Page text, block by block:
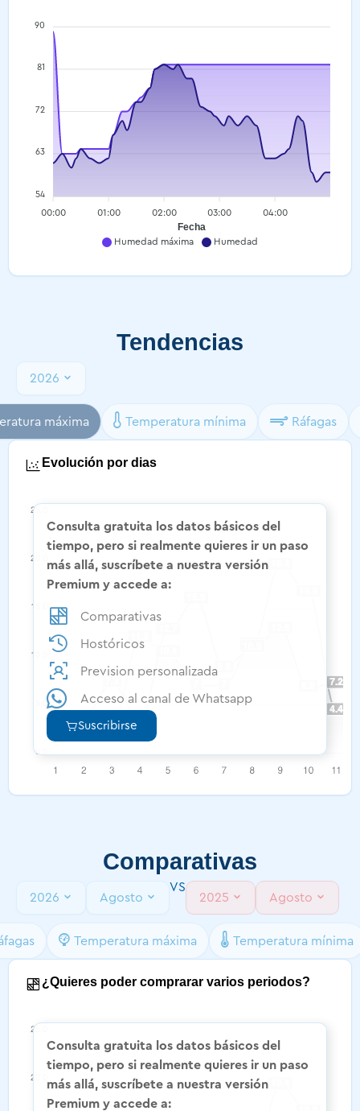
Humedad máxima Humedad
00:00 01:00 02:00 03:00 04:00
Fecha
90
81
72
63
54
Tendencias
2026
máxima Temperatura mínima Ráfagas
Evolución por dias
Consulta gratuita los datos básicos del
tiempo, pero si realmente quieres ir un paso
más allá, suscríbete a nuestra versión
Premium y accede a:
Comparativas
Hostóricos
Prevision personalizada
Acceso al canal de Whatsapp
Suscribirse
Comparativas
2026 Agosto
VS
2025
Agosto
Temperatura máxima Temperatura mínima
¿Quieres poder comprarar varios periodos?​
Consulta gratuita los datos básicos del
tiempo, pero si realmente quieres ir un paso
más allá, suscríbete a nuestra versión
Premium y accede a: